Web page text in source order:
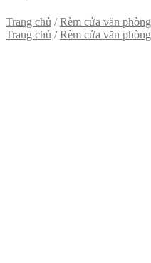
Trang chủ /Rèm cửa văn phòng
Trang chủ /Rèm cửa văn phòng